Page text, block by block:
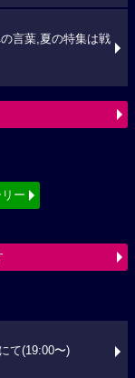
言葉,夏の特集は戦
ー
て(19:00〜)